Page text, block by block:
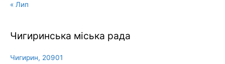
« Лип
Чигиринська міська рада
Чигирин, 20901